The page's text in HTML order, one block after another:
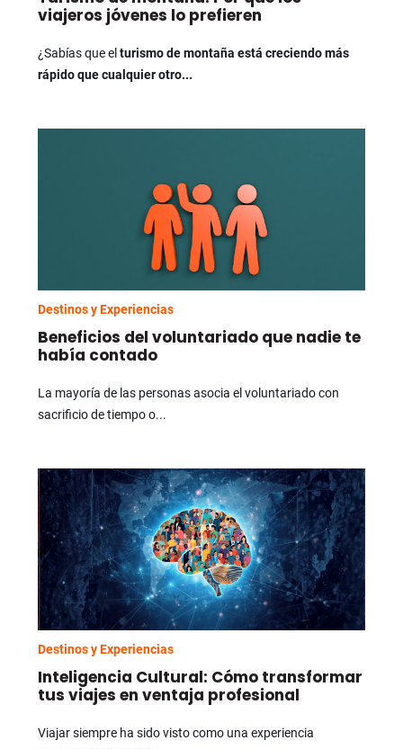
viajeros jóvenes lo prefieren
¿Sabías que elturismo de montaña está creciendo más
rápido que cualquier otro...
Destinos y Experiencias
Beneficios del voluntariado que nadie te
había contado
La mayoría de las personas asocia el voluntariado con
sacrificio de tiempo o...
Destinos y Experiencias
Inteligencia Cultural: Cómo transformar
tus viajes en ventaja profesional
Viajar siempre ha sido visto como una experiencia